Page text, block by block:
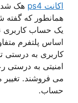
اکانت ps4
هک
همانطور که گفته
یک حساب کاربری
اساس پلتفرم
کاربری به درستی
امنیتی به درستی
می فروشند.
حساب.